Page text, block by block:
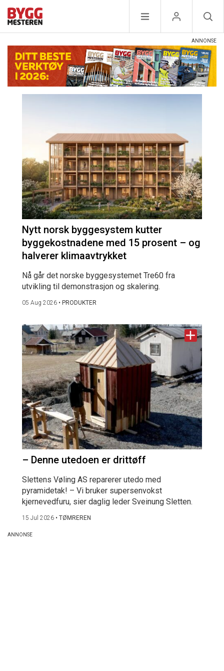
Nytt norsk byggesystem kutter
byggekostnadene med 15 prosent – og
halverer klimaavtrykket
Nå går det norske byggesystemet Tre60 fra
utvikling til demonstrasjon og skalering.
05 Aug 2026 • PRODUKTER
– Denne utedoen er drittøff
Slettens Vøling AS reparerer utedo med
pyramidetak! – Vi bruker supersenvokst
kjernevedfuru, sier daglig leder Sveinung Sletten.
15 Jul 2026 • TØMREREN